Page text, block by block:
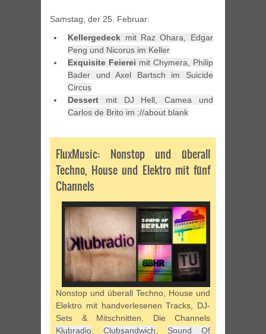
Samstag, der 25. Februar:
Kellergedeck mit Raz Ohara, Edgar
Peng und Nicorus im Keller
Exquisite Feierei mit Chymera, Philip
Bader und Axel Bartsch im Suicide
Circus
Dessert mit DJ Hell, Camea und
Carlos de Brito im ://about blank
FluxMusic: Nonstop und überall
Techno, House und Elektro mit fünf
Channels
Nonstop und überall Techno, House und
Elektro mit handverlesenen Tracks, DJ-
Sets & Mitschnitten. Die Channels
Klubradio
Clubsandwich
Sound Of